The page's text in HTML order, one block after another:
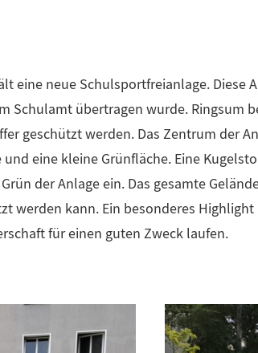
eine neue Schulsportfreianlage.
Schulamt übertragen wurde. Ringsum
geschützt werden. Das Zentrum der
eine kleine Grünfläche. Eine
der Anlage ein. Das gesamte
werden kann. Ein besonderes
für einen guten Zweck laufen.